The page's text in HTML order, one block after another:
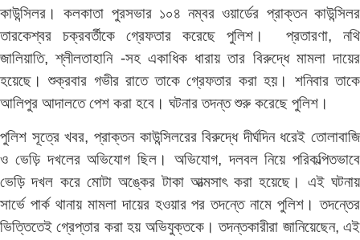
কাউন্সিলর। কলকাতা পুরসভার ১০৪ নম্বর ওয়ার্ডের প্রাক্তন কাউন্সিলর
তারকেশ্বর চক্রবর্তীকে গ্রেফতার করেছে পুলিশ। প্রতারণা, নথি
জালিয়াতি, শ্লীলতাহানি -সহ একাধিক ধারায় তার বিরুদ্ধে মামলা দায়ের
হয়েছে। শুক্রবার গভীর রাতে তাকে গ্রেফতার করা হয়। শনিবার তাকে
আলিপুর আদালতে পেশ করা হবে। ঘটনার তদন্ত শুরু করেছে পুলিশ।
পুলিশ সূত্রে খবর, প্রাক্তন কাউন্সিলরের বিরুদ্ধে দীর্ঘদিন ধরেই তোলাবাজি
ও ভেড়ি দখলের অভিযোগ ছিল। অভিযোগ, দলবল নিয়ে পরিকল্পিতভাবে
ভেড়ি দখল করে মোটা অঙ্কের টাকা আত্মসাৎ করা হয়েছে। এই ঘটনায়
সার্ভে পার্ক থানায় মামলা দায়ের হওয়ার পর তদন্তে নামে পুলিশ। তদন্তের
ভিত্তিতেই গ্রেপ্তার করা হয় অভিযুক্তকে। তদন্তকারীরা জানিয়েছেন, এই